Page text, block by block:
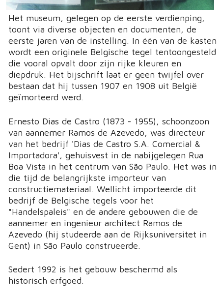
Het museum, gelegen op de eerste verdienping,
toont via diverse objecten en documenten, de
eerste jaren van de instelling. In één van de kasten
wordt een originele Belgische tegel tentoongesteld
die vooral opvalt door zijn rijke kleuren en
diepdruk. Het bijschrift laat er geen twijfel over
bestaan dat hij tussen 1907 en 1908 uit België
geïmorteerd werd.
Ernesto Dias de Castro (1873 - 1955), schoonzoon
van aannemer Ramos de Azevedo, was directeur
van het bedrijf 'Dias de Castro S.A. Comercial &
Importadora', gehuisvest in de nabijgelegen Rua
Boa Vista in het centrum van São Paulo. Het was in
die tijd de belangrijkste importeur van
constructiemateriaal. Wellicht importeerde dit
bedrijf de Belgische tegels voor het
"Handelspaleis" en de andere gebouwen die de
aannemer en ingenieur architect Ramos de
Azevedo (hij studeerde aan de Rijksuniversitet in
Gent) in São Paulo construeerde.
Sedert 1992 is het gebouw beschermd als
historisch erfgoed.